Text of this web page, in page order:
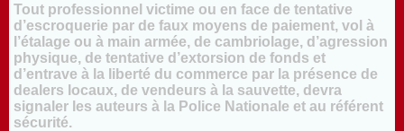
Tout professionnel victime ou en face de tentative
d’escroquerie par de faux moyens de paiement, vol à
l’étalage ou à main armée, de cambriolage, d’agression
physique, de tentative d’extorsion de fonds et
d’entrave à la liberté du commerce par la présence de
dealers locaux, de vendeurs à la sauvette, devra
signaler les auteurs à la Police Nationale et au référent
sécurité.